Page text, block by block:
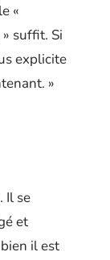
«
suffit. Si
explicite
»
Il se
et
il est